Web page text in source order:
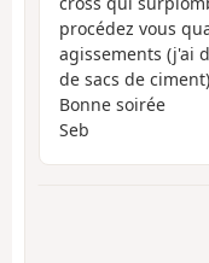
procédez vous
agissements (j'ai
de sacs de
Bonne soirée
Seb